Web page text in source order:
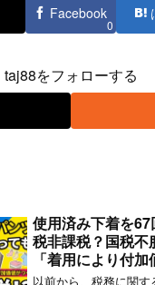
Facebook
0
taj88をフォローする
使用済み下着を
税非課税？国税不
「着用により付
うです
以前から、税務に関す